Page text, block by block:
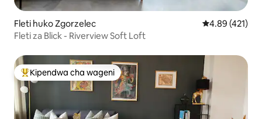
Fleti huko Zgorzelec Ukadiriaji wa
4.89 (421)
Fleti za Blick - Riverview Soft Loft
Kipendwa maarufu cha wageni
Kipendwa cha wageni